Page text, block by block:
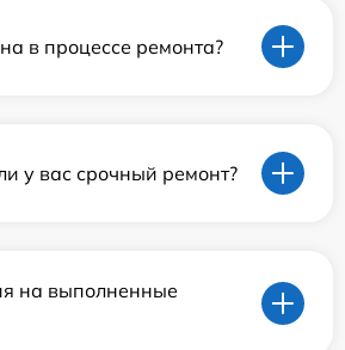
в процессе ремонта?
у вас срочный ремонт?
на выполненные